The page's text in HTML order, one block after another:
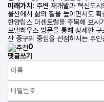
미래가치 : 주변 재개발과 혁신도
울산에서 삶의 질을 높이면서도
한양립스 더센트럴을 주목해 보시
모델하우스 방문을 통해 상세한
산 중구의 중심을 선점하시는 주
0
댓글쓰기